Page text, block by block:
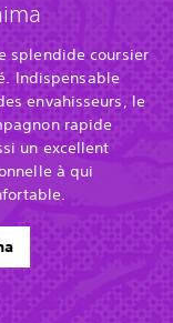
splendide coursier
Indispensable
envahisseurs, le
rapide
un excellent
à qui